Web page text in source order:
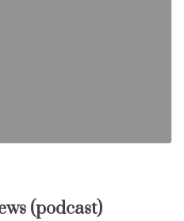
(podcast)